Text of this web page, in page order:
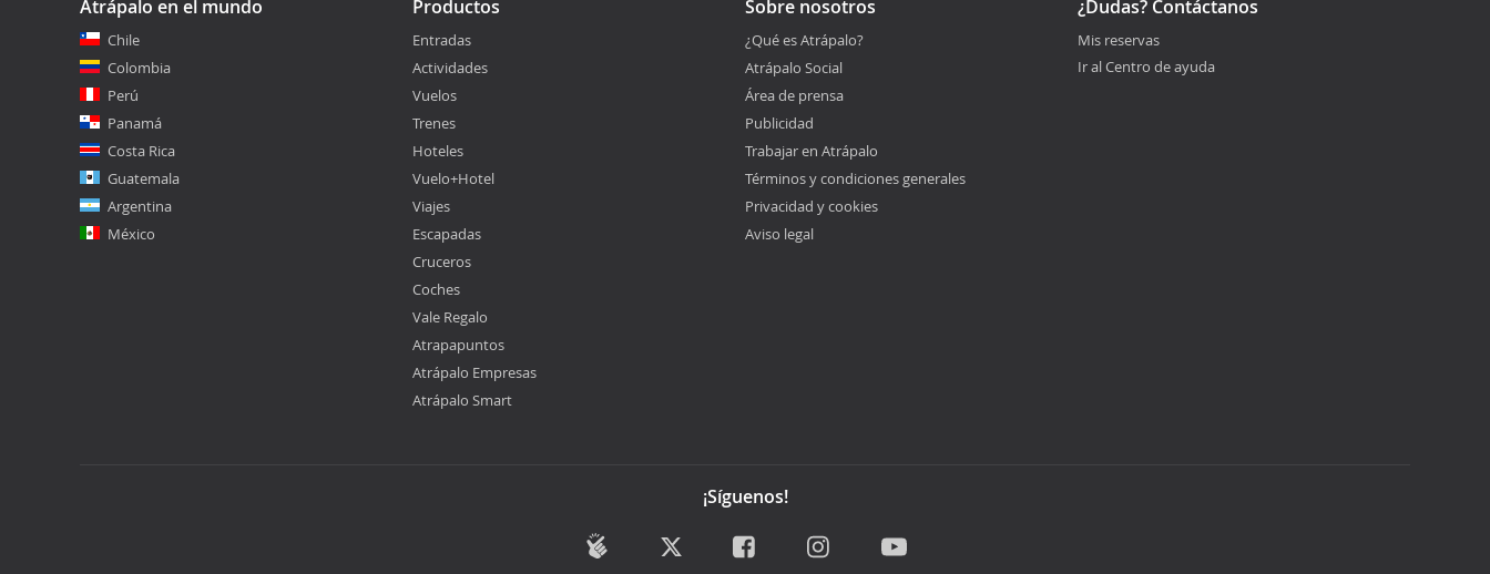
Atrápalo en el mundo
Chile
Colombia
Perú
Panamá
Costa Rica
Guatemala
Argentina
México
Productos
Entradas
Actividades
Vuelos
Trenes
Hoteles
Vuelo+Hotel
Viajes
Escapadas
Cruceros
Coches
Vale Regalo
Atrapapuntos
Atrápalo Empresas
Atrápalo Smart
Sobre nosotros
¿Qué es Atrápalo?
Atrápalo Social
Área de prensa
Publicidad
Trabajar en Atrápalo
Términos y condiciones generales
Privacidad y cookies
Aviso legal
¿Dudas? Contáctanos
Mis reservas
Ir al Centro de ayuda
¡Síguenos!